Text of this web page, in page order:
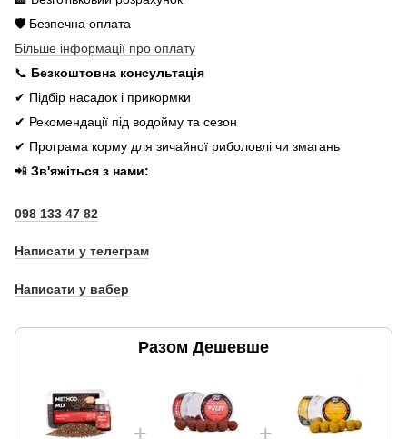
🛡️ Безпечна оплата
Більше інформації про оплату
📞 Безкоштовна консультація
✔ Підбір насадок і прикормки
✔ Рекомендації під водойму та сезон
✔ Програма корму для зичайної риболовлі чи змагань
📲 Зв'яжіться з нами:
098 133 47 82
Написати у телеграм
Написати у вабер
Разом Дешевше